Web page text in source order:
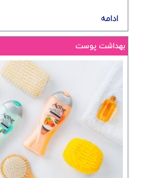
ادامه
بهداشت پوست